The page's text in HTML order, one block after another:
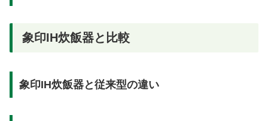
象印IH炊飯器と比較
象印IH炊飯器と従来型の違い